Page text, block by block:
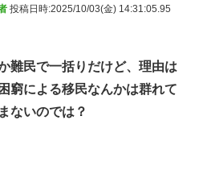
投稿日時:2025/10/03(金) 14:31:05.95
難民で一括りだけど、理由は
窮による移民なんかは群れて
ないのでは？